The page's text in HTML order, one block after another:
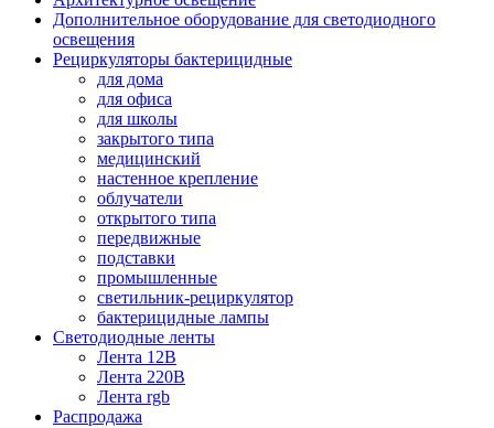
Дополнительное оборудование для светодиодного
освещения
Рециркуляторы бактерицидные
для дома
для офиса
для школы
закрытого типа
медицинский
настенное крепление
облучатели
открытого типа
передвижные
подставки
промышленные
светильник-рециркулятор
бактерицидные лампы
Светодиодные ленты
Лента 12В
Лента 220В
Лента rgb
Распродажа